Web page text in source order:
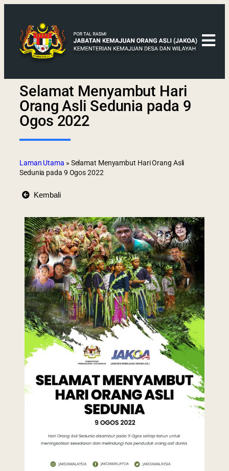
Selamat Menyambut Hari
Orang Asli Sedunia pada 9
Ogos 2022
Laman Utama » Selamat Menyambut Hari Orang Asli
Sedunia pada 9 Ogos 2022
Kembali
2022 © Jabatan
Kemajuan Orang
Asli (JAKOA)
Last Updated : 23
/ 10 / 2022 11:26
PM